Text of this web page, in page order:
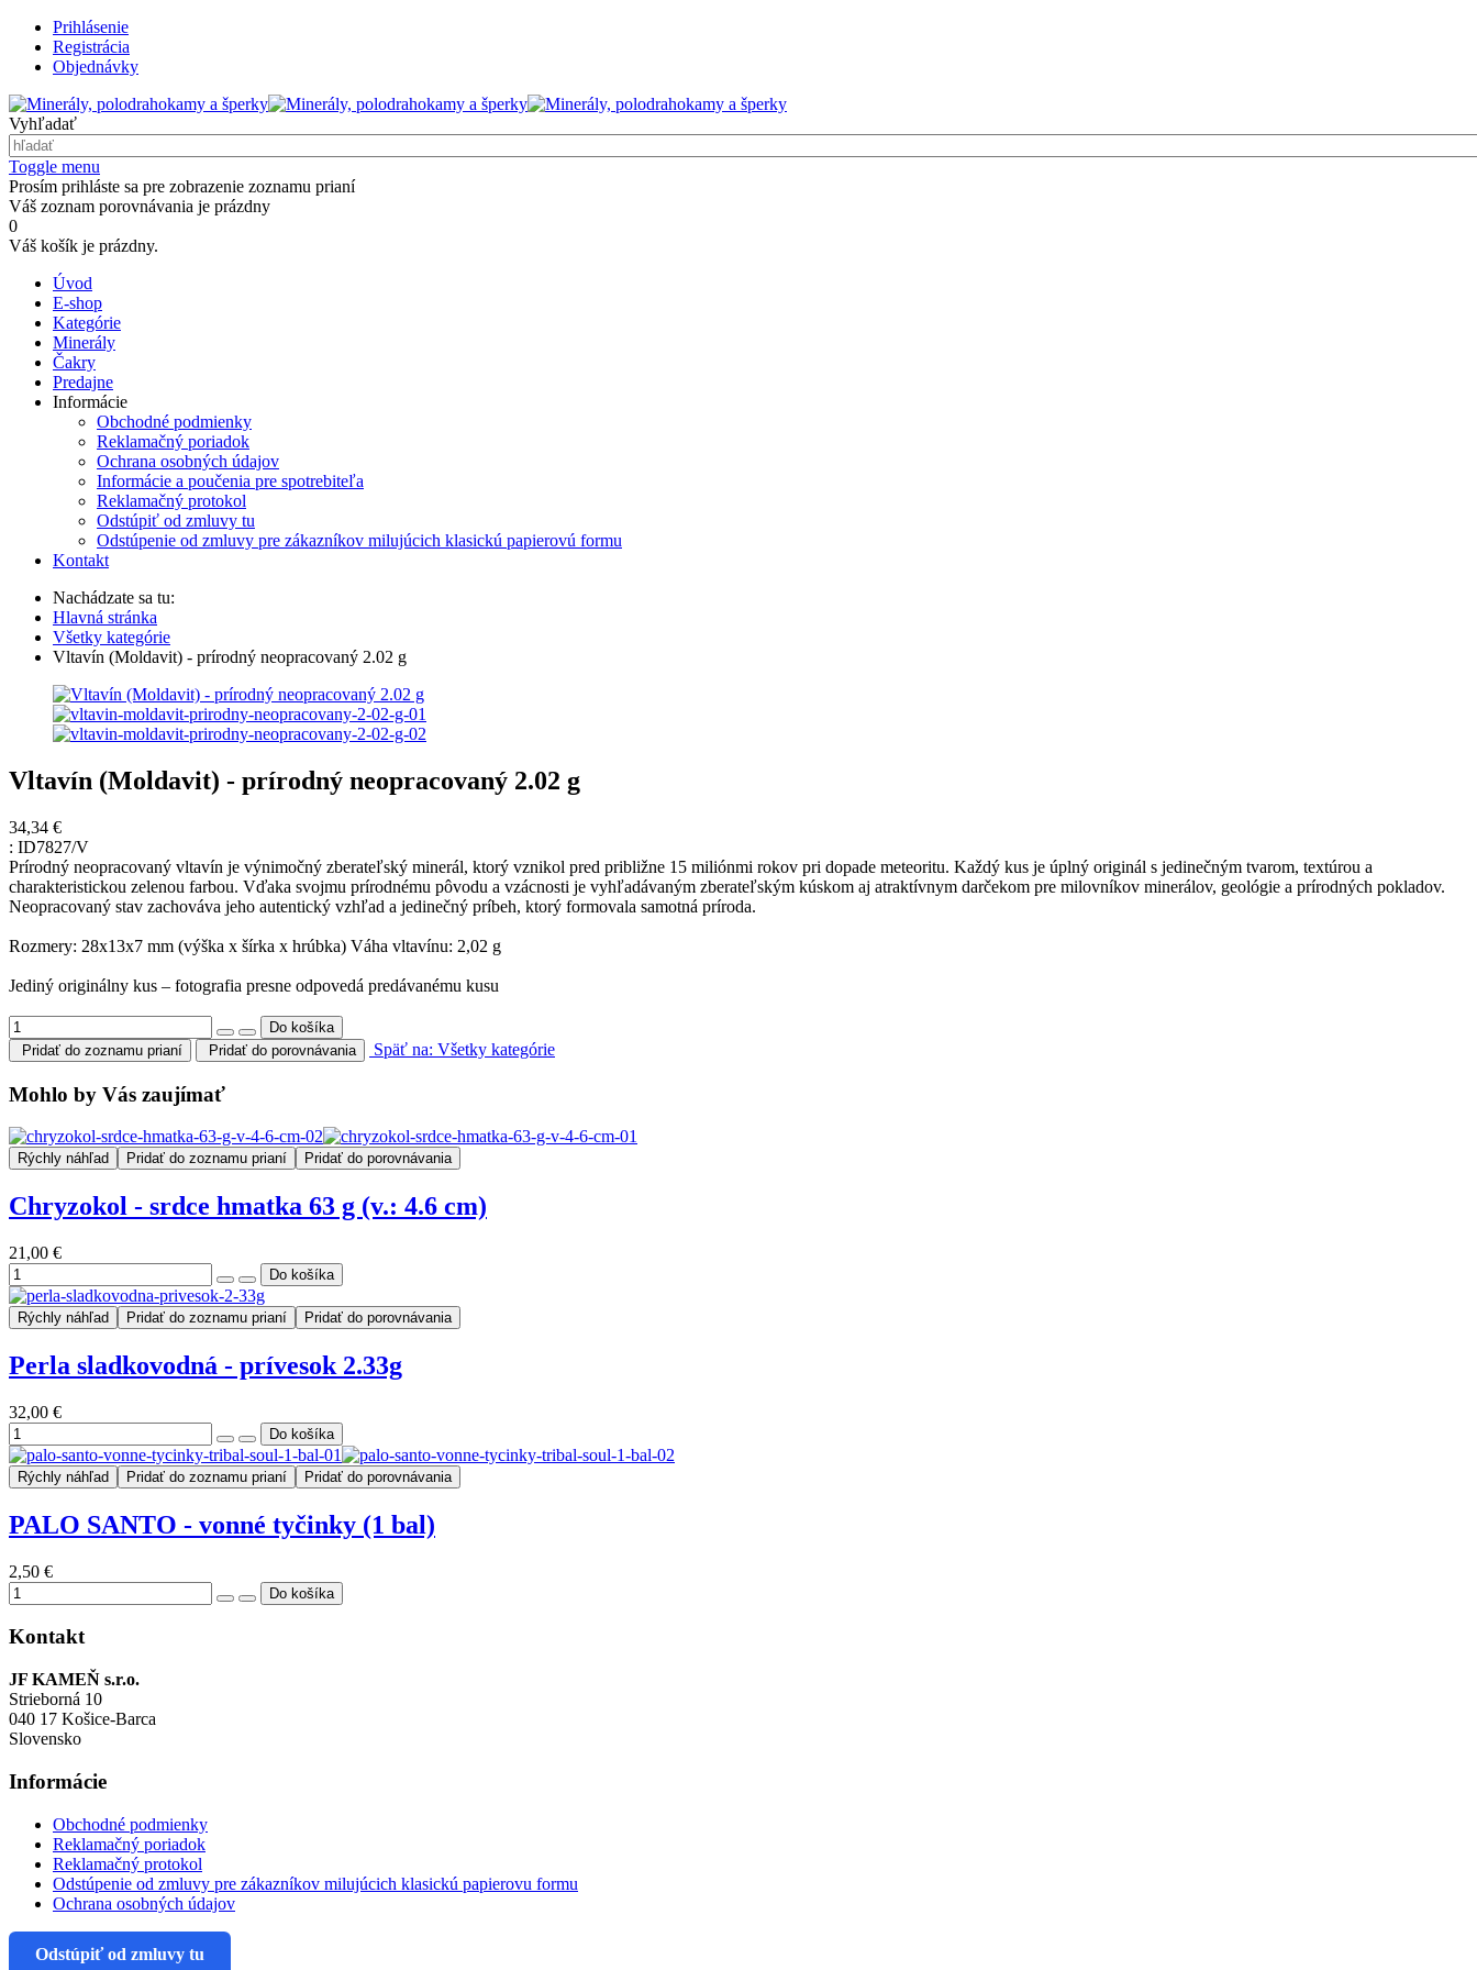
Prihlásenie
Registrácia
Objednávky
Vyhľadať
Toggle menu
Prosím prihláste sa pre zobrazenie zoznamu prianí
Váš zoznam porovnávania je prázdny
0
Váš košík je prázdny.
Úvod
E-shop
Kategórie
Minerály
Čakry
Predajne
Informácie
Obchodné podmienky
Reklamačný poriadok
Ochrana osobných údajov
Informácie a poučenia pre spotrebiteľa
Reklamačný protokol
Odstúpiť od zmluvy tu
Odstúpenie od zmluvy pre zákazníkov milujúcich klasickú papierovú formu
Kontakt
Nachádzate sa tu:
Hlavná stránka
Všetky kategórie
Vltavín (Moldavit) - prírodný neopracovaný 2.02 g
Vltavín (Moldavit) - prírodný neopracovaný 2.02 g
34,34 €
: ID7827/V
Prírodný neopracovaný vltavín je výnimočný zberateľský minerál, ktorý vznikol pred približne 15 miliónmi rokov pri dopade meteoritu. Každý kus je úplný originál s jedinečným tvarom, textúrou a
charakteristickou zelenou farbou. Vďaka svojmu prírodnému pôvodu a vzácnosti je vyhľadávaným zberateľským kúskom aj atraktívnym darčekom pre milovníkov minerálov, geológie a prírodných pokladov.
Neopracovaný stav zachováva jeho autentický vzhľad a jedinečný príbeh, ktorý formovala samotná príroda.
Rozmery: 28x13x7 mm (výška x šírka x hrúbka) Váha vltavínu: 2,02 g
Jediný originálny kus – fotografia presne odpovedá predávanému kusu
Pridať do zoznamu prianí Pridať do porovnávania Späť na: Všetky kategórie
Mohlo by Vás zaujímať
Rýchly náhľad Pridať do zoznamu prianí Pridať do porovnávania
Chryzokol - srdce hmatka 63 g (v.: 4.6 cm)
21,00 €
Rýchly náhľad Pridať do zoznamu prianí Pridať do porovnávania
Perla sladkovodná - prívesok 2.33g
32,00 €
Rýchly náhľad Pridať do zoznamu prianí Pridať do porovnávania
PALO SANTO - vonné tyčinky (1 bal)
2,50 €
Kontakt
JF KAMEŇ s.r.o.
Strieborná 10
040 17 Košice-Barca
Slovensko
Informácie
Obchodné podmienky
Reklamačný poriadok
Reklamačný protokol
Odstúpenie od zmluvy pre zákazníkov milujúcich klasickú papierovu formu
Ochrana osobných údajov
Odstúpiť od zmluvy tu